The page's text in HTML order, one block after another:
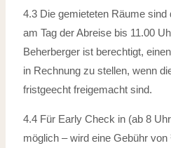
4.3 Die gemieteten Räume
am Tag der Abreise bis 11.00
Beherberger ist berechtigt,
in Rechnung zu stellen, wenn
fristgeecht freigemacht sind.
4.4 Für Early Check in (ab 8
möglich – wird eine Gebühr